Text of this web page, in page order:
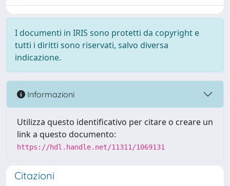
I documenti in IRIS sono protetti da copyright e
tutti i diritti sono riservati, salvo diversa
indicazione.
Informazioni
Utilizza questo identificativo per citare o creare un
link a questo documento:
https://hdl.handle.net/11311/1069131
Citazioni